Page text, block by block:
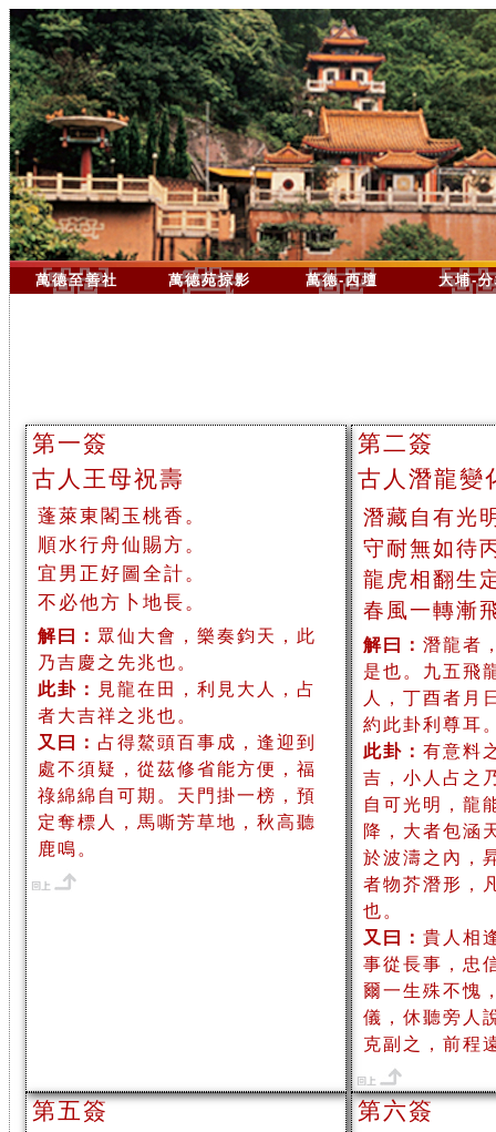
萬德至善社 萬德苑掠影 萬德-西壇 大埔-
第一簽
古人王母祝壽
蓬萊東閣玉桃香。
順水行舟仙賜方。
宜男正好圖全計。
不必他方卜地長。
解曰： 眾仙大會，樂奏鈞天，此
乃吉慶之先兆也。
此卦：
見龍在田，利見大人，占
者大吉祥之兆也。
又曰： 占得鰲頭百事成，逢迎到
處不須疑，從茲修省能方便，福
祿綿綿自可期。天門掛一榜，預
定奪標人，馬嘶芳草地，秋高聽
鹿鳴。
第二簽
古人潛龍變
潛藏自有光
守耐無如待
龍虎相翻生
春風一轉漸
解曰： 潛龍者
是也。九五飛
人，丁酉者月
約此卦利尊耳
此卦： 有意料
吉，小人占之
自可光明，龍
降，大者包涵
於波濤之內，
者物芥潛形，
也。
又曰： 貴人相
事從長事，忠
爾一生殊不愧
儀，休聽旁人
克副之，前程
第五簽
第六簽